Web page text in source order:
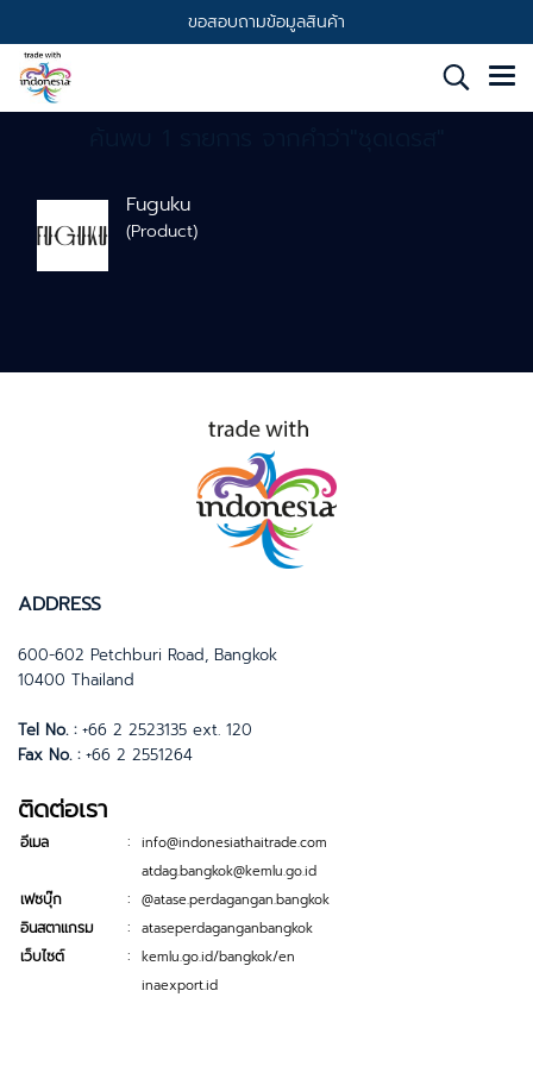
ขอสอบถามข้อมูลสินค้า
Fuguku
(Product)
ADDRESS
600-602 Petchburi Road, Bangkok
10400 Thailand
Tel No. :+66 2 2523135 ext. 120
Fax No. :+66 2 2551264
ติดต่อเรา
อีเมล : info@indonesiathaitrade.com
atdag.bangkok@kemlu.go.id
เฟซบุ๊ก : @atase.perdagangan.bangkok
อินสตาแกรม : ataseperdaganganbangkok
เว็บไซต์ : kemlu.go.id/bangkok/en
inaexport.id